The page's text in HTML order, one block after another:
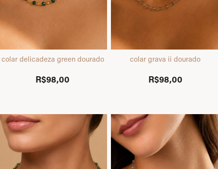
colar delicadeza green dourado
R$98,00
colar grava ii dourado
R$98,00